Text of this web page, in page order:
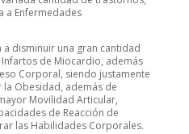
a Enfermedades
disminuir una gran cantidad
de Miocardio, además
Corporal, siendo justamente
Obesidad, además de
Movilidad Articular,
de Reacción de
las Habilidades Corporales.